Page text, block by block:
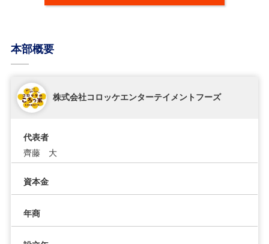
本部概要
株式会社コロッケエンターテイメントフーズ
代表者
齊藤 大
資本金
年商